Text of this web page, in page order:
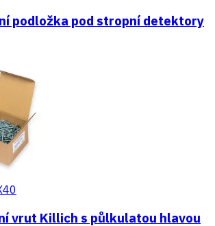
podložka pod stropní detektory
vrut Killich s půlkulatou hlavou